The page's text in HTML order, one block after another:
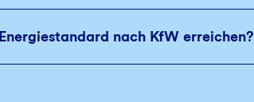
nach KfW erreichen?